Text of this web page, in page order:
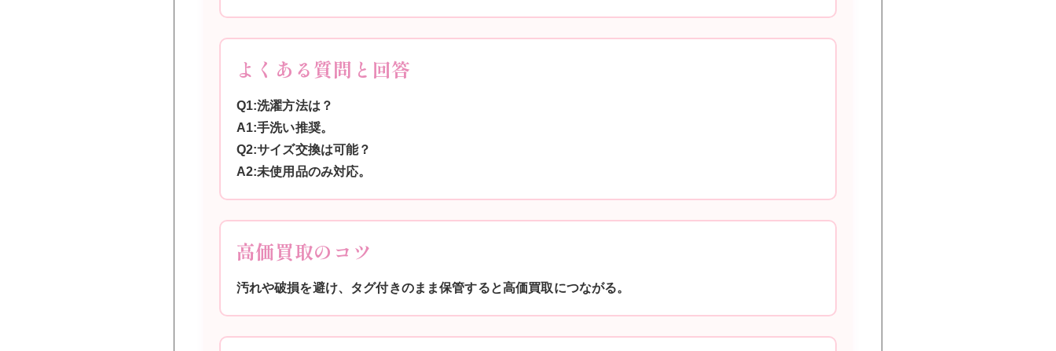
よくある質問と回答
Q1:洗濯方法は？
A1:手洗い推奨。
Q2:サイズ交換は可能？
A2:未使用品のみ対応。
高価買取のコツ
汚れや破損を避け、タグ付きのまま保管すると高価買取につながる。